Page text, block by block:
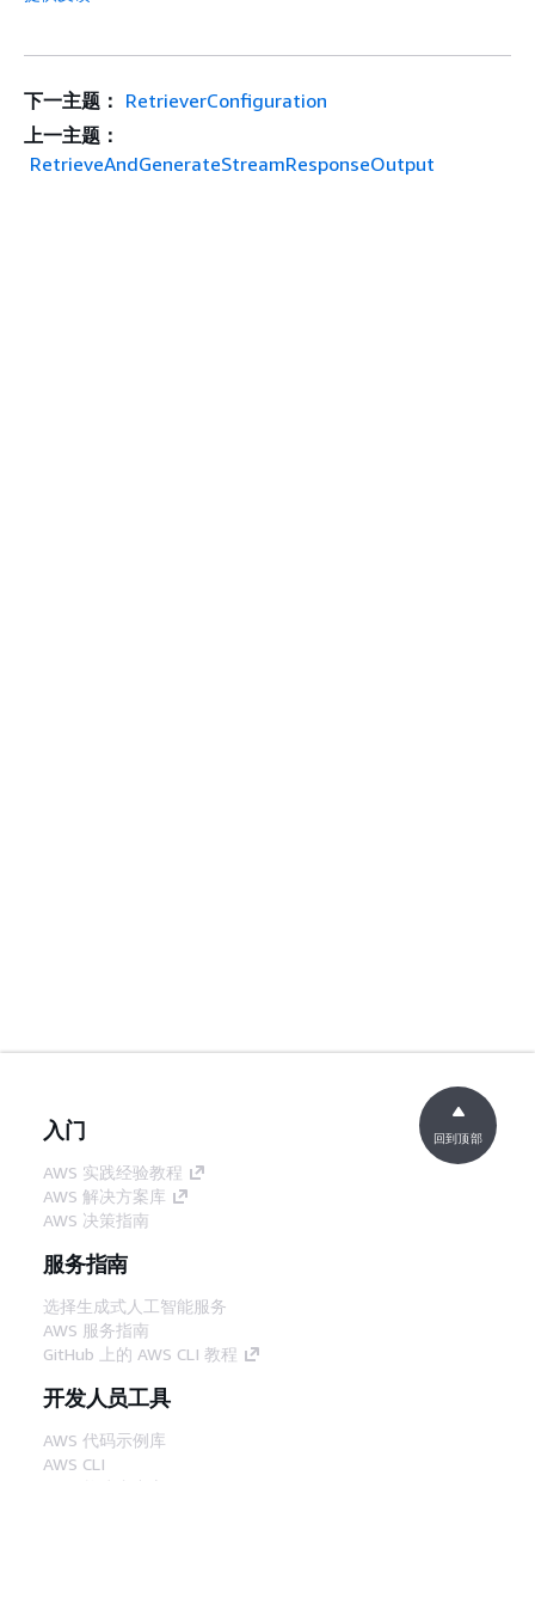
下一主题： RetrieverConfiguration
上一主题：
RetrieveAndGenerateStreamResponseOutput
入门
AWS 实践经验教程
AWS 解决方案库
AWS 决策指南
服务指南
选择生成式人工智能服务
AWS 服务指南
GitHub 上的 AWS CLI 教程
开发人员工具
AWS 代码示例库
AWS CLI
AWS 构建者中心
回到顶部